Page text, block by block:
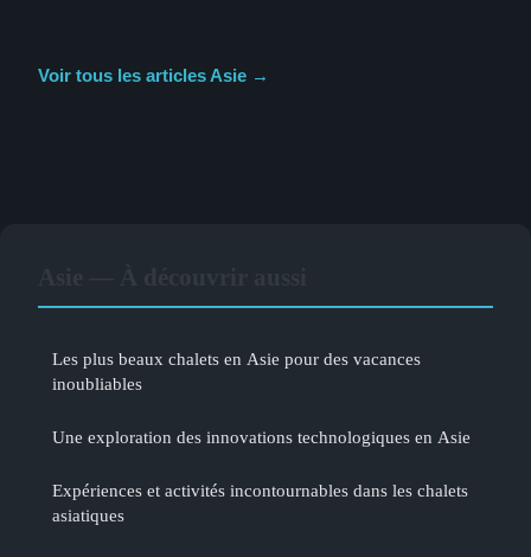
Voir tous les articles Asie →
Les plus beaux chalets en Asie pour des vacances
inoubliables
Une exploration des innovations technologiques en Asie
Expériences et activités incontournables dans les chalets
asiatiques